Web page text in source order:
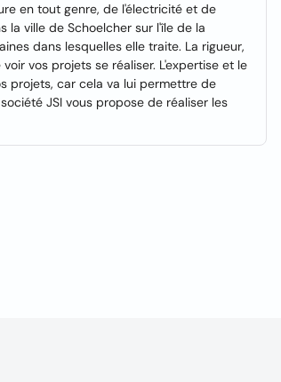
en tout genre, de l'électricité et de
la ville de Schoelcher sur l'île de la
dans lesquelles elle traite. La rigueur,
vos projets se réaliser. L'expertise et le
projets, car cela va lui permettre de
JSI vous propose de réaliser les